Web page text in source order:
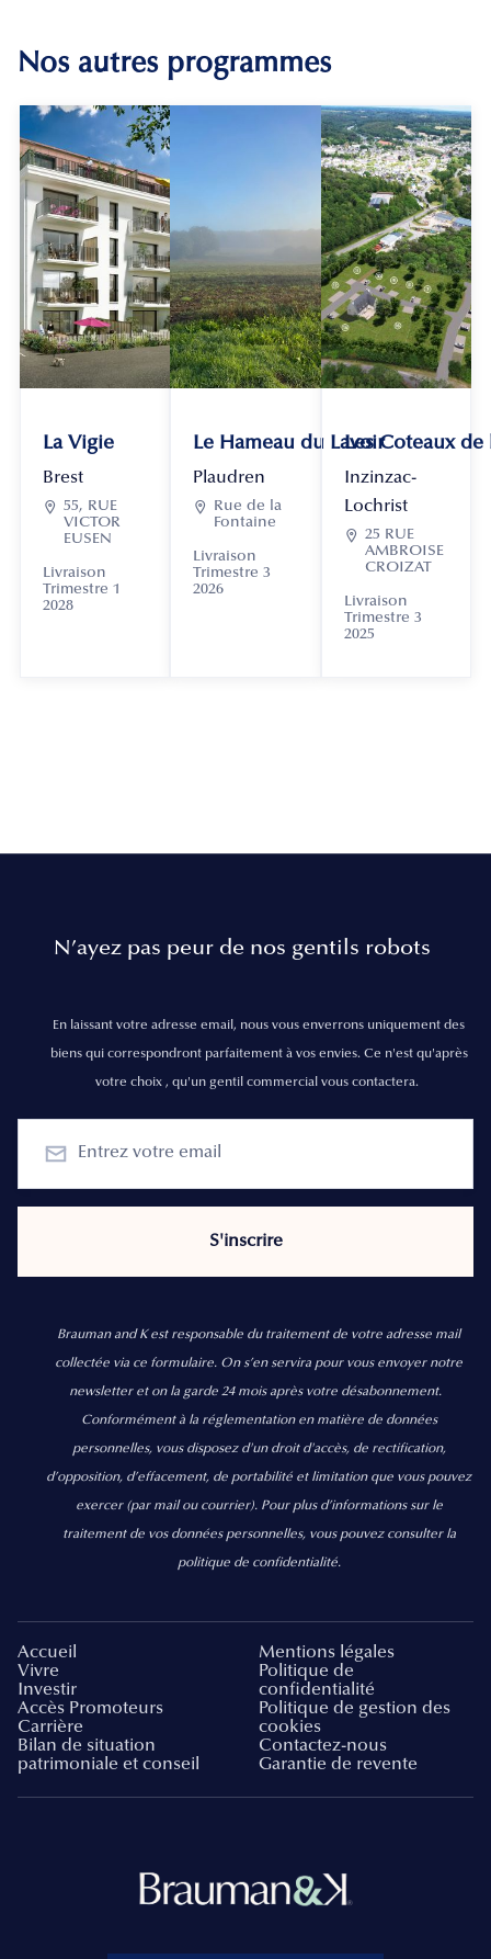
Nos autres programmes
La Vigie
Brest
 55, RUE
VICTOR
EUSEN
Livraison
Trimestre 1
2028
Le Hameau du Lavoir
Plaudren

Rue de la
Fontaine
Livraison
Trimestre 3
2026
Les Coteaux
Inzinzac-
Lochrist
 25 RUE
AMBROISE
CROIZAT
Livraison
Trimestre 3
2025
N’ayez pas peur de nos gentils robots
En laissant votre adresse email, nous vous enverrons uniquement des
biens qui correspondront parfaitement à vos envies. Ce n'est qu'après
votre choix , qu'un gentil commercial vous contactera.
Brauman and K est responsable du traitement de votre adresse mail
collectée via ce formulaire. On s’en servira pour vous envoyer notre
newsletter et on la garde 24 mois après votre désabonnement.
Conformément à la réglementation en matière de données
personnelles, vous disposez d'un droit d'accès, de rectification,
d’opposition, d’effacement, de portabilité et limitation que vous pouvez
exercer (par mail ou courrier). Pour plus d’informations sur le
traitement de vos données personnelles, vous pouvez consulter la
politique de confidentialité.
Accueil
Vivre
Investir
Accès Promoteurs
Carrière
Bilan de situation
patrimoniale et conseil
Mentions légales
Politique de
confidentialité
Politique de gestion des
cookies
Contactez-nous
Garantie de revente